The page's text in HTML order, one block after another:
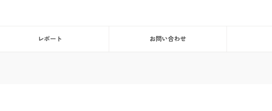
レポート お問い合わせ